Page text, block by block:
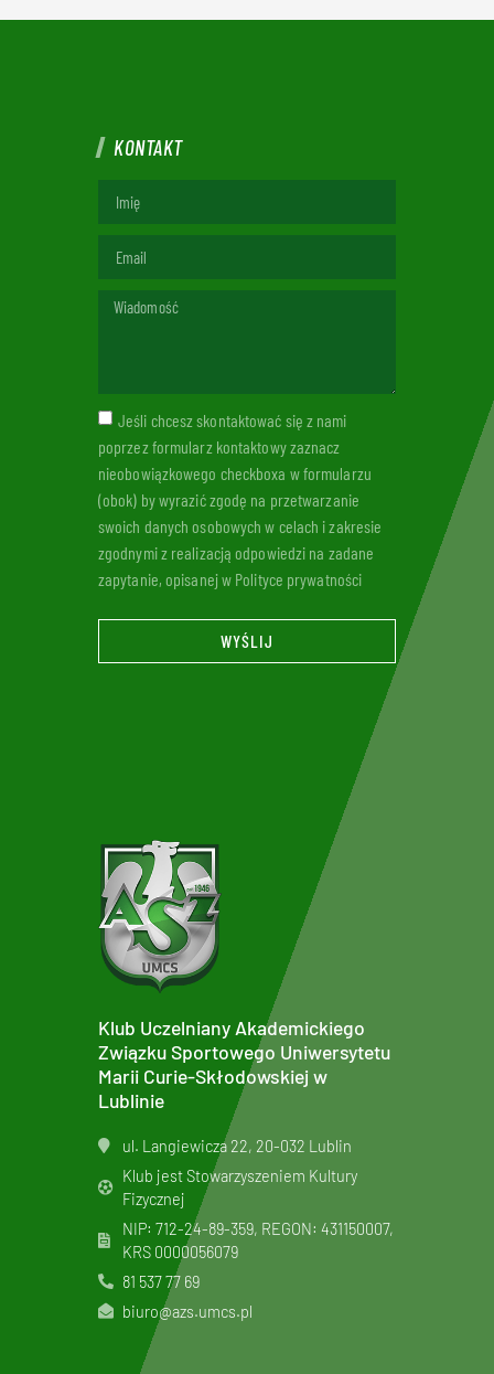
KONTAKT
Jeśli chcesz skontaktować się z nami
poprzez formularz kontaktowy zaznacz
nieobowiązkowego checkboxa w formularzu
(obok) by wyrazić zgodę na przetwarzanie
swoich danych osobowych w celach i zakresie
zgodnymi z realizacją odpowiedzi na zadane
zapytanie, opisanej w Polityce prywatności
WYŚLIJ
Klub Uczelniany Akademickiego
Związku Sportowego Uniwersytetu
Marii Curie-Skłodowskiej w
Lublinie
ul. Langiewicza 22, 20-032 Lublin
Klub jest Stowarzyszeniem Kultury
Fizycznej
NIP: 712-24-89-359, REGON: 431150007,
KRS 0000056079
81 537 77 69
biuro@azs.umcs.pl